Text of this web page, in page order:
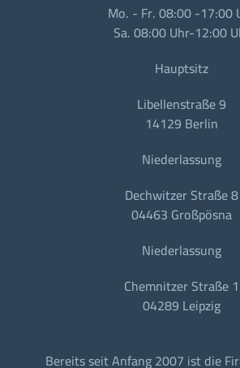
Mo. - Fr. 08:00 -17:00
Sa. 08:00 Uhr-12:00
Hauptsitz
Libellenstraße 9
14129 Berlin
Niederlassung
Dechwitzer Straße 8
04463 Großpösna
Niederlassung
Chemnitzer Straße 1
04289 Leipzig
Bereits seit Anfang 2007 ist die